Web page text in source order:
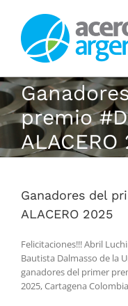
contenido
premio
ALACERO
Ganadores del
ALACERO 2025
Felicitaciones!!! Abril
Bautista Dalmasso de la
ganadores del primer
2025, Cartagena